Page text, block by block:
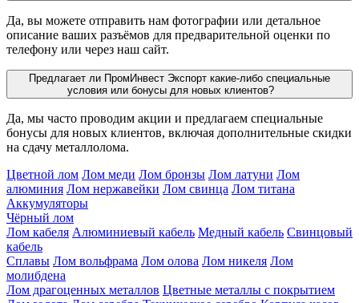
Да, вы можете отправить нам фотографии или детальное
описание ваших разъёмов для предварительной оценки по
телефону или через наш сайт.
Предлагает ли ПромИнвест Экспорт какие-либо специальные
условия или бонусы для новых клиентов?
Да, мы часто проводим акции и предлагаем специальные
бонусы для новых клиентов, включая дополнительные скидки
на сдачу металлолома.
Цветной лом Лом меди Лом бронзы Лом латуни Лом
алюминия Лом нержавейки Лом свинца Лом титана
Аккумуляторы
Чёрный лом
Лом кабеля Алюминиевый кабель Медный кабель Свинцовый
кабель
Сплавы Лом вольфрама Лом олова Лом никеля Лом
молибдена
Лом драгоценных металлов Цветные металлы с покрытием